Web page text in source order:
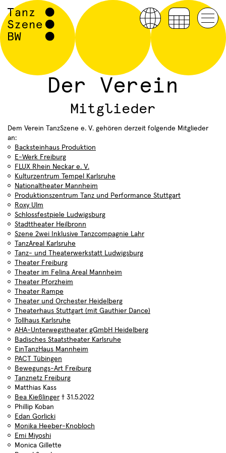
Aktuelles
Über uns
Der Verein
Der Verein
Mitglieder
Dem Verein TanzSzene e. V. gehören derzeit folgende Mitglieder
an:
Backsteinhaus Produktion
E-Werk Freiburg
FLUX Rhein Neckar e. V.
Kulturzentrum Tempel Karlsruhe
Nationaltheater Mannheim
Produktionszentrum Tanz und Performance Stuttgart
Roxy Ulm
Schlossfestpiele Ludwigsburg
Stadttheater Heilbronn
Szene 2wei Inklusive Tanzcompagnie Lahr
TanzAreal Karlsruhe
Tanz- und Theaterwerkstatt Ludwigsburg
Theater Freiburg
Theater im Felina Areal Mannheim
Theater Pforzheim
Theater Rampe
Theater und Orchester Heidelberg
Theaterhaus Stuttgart (mit Gauthier Dance)
Tollhaus Karlsruhe
AHA-Unterwegstheater gGmbH Heidelberg
Badisches Staatstheater Karlsruhe
EinTanzHaus Mannheim
PACT Tübingen
Bewegungs-Art Freiburg
Tanznetz Freiburg
Matthias Kass
Bea Kießlinger† 31.5.2022
Phillip Koban
Edan Gorlicki
Monika Heeber-Knobloch
Emi Miyoshi
Monica Gillette
Termine
28.06.2026
Fachtag "Tanz und Care" in
Kooperation mit Dachverband
Tanz und Roxy Ulm
Community
Veranstaltungen
Workshops und Fortbildungen
Choreografen Compagnien
Freie Ensembles Institutionen
Lokale Netzwerke
Sie haben sich erfolgreich
für den TanzSzene Baden-
Württemberg Newsletter
angemeldet.